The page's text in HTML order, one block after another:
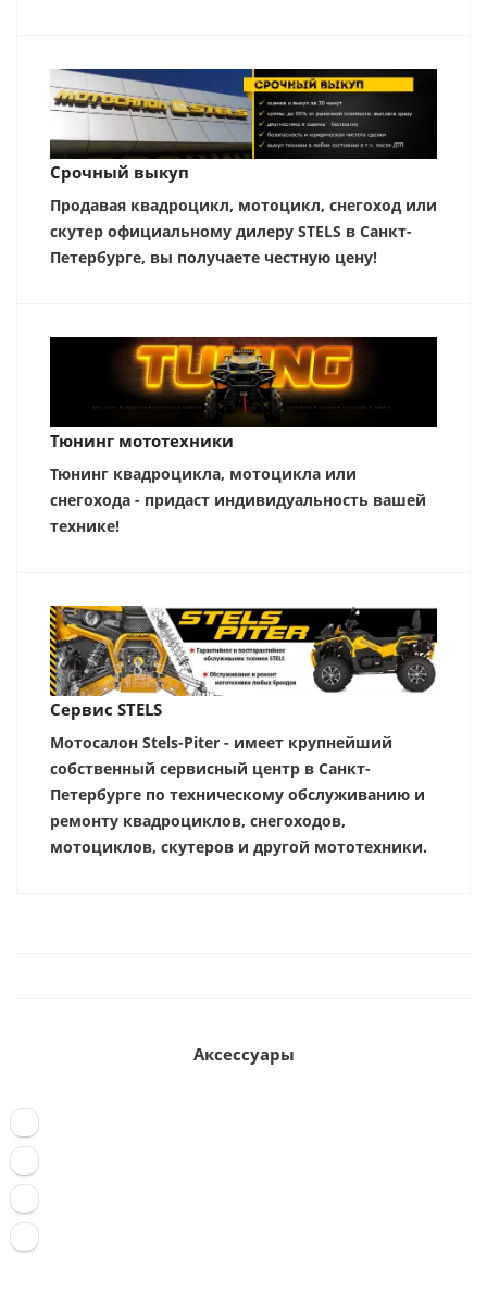
Срочный выкуп
Продавая квадроцикл, мотоцикл, снегоход или
скутер официальному дилеру STELS в Санкт-
Петербурге, вы получаете честную цену!
Тюнинг мототехники
Тюнинг квадроцикла, мотоцикла или
снегохода - придаст индивидуальность вашей
технике!
Сервис STELS
Мотосалон Stels-Piter - имеет крупнейший
собственный сервисный центр в Санкт-
Петербурге по техническому обслуживанию и
ремонту квадроциклов, снегоходов,
мотоциклов, скутеров и другой мототехники.
Аксессуары